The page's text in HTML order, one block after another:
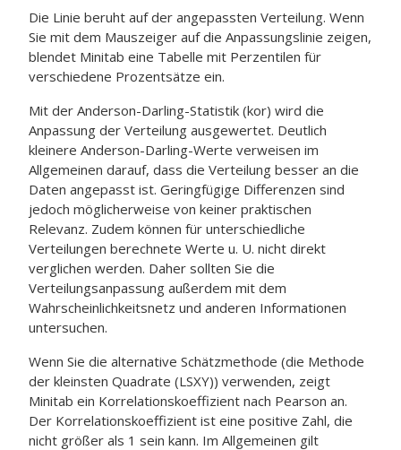
Die Linie beruht auf der angepassten Verteilung. Wenn
Sie mit dem Mauszeiger auf die Anpassungslinie zeigen,
blendet Minitab eine Tabelle mit Perzentilen für
verschiedene Prozentsätze ein.
Mit der Anderson-Darling-Statistik (kor) wird die
Anpassung der Verteilung ausgewertet. Deutlich
kleinere Anderson-Darling-Werte verweisen im
Allgemeinen darauf, dass die Verteilung besser an die
Daten angepasst ist. Geringfügige Differenzen sind
jedoch möglicherweise von keiner praktischen
Relevanz. Zudem können für unterschiedliche
Verteilungen berechnete Werte u. U. nicht direkt
verglichen werden. Daher sollten Sie die
Verteilungsanpassung außerdem mit dem
Wahrscheinlichkeitsnetz und anderen Informationen
untersuchen.
Wenn Sie die alternative Schätzmethode (die Methode
der kleinsten Quadrate (LSXY)) verwenden, zeigt
Minitab ein Korrelationskoeffizient nach Pearson an.
Der Korrelationskoeffizient ist eine positive Zahl, die
nicht größer als 1 sein kann. Im Allgemeinen gilt